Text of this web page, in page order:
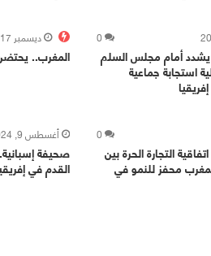
0
يشدد أمام مجلس السلم
استجابة جماعية
ديسمبر 17, 2024
المغرب..
0
التجارة الحرة بين
محفز للنمو في
أغسطس 9, 2024
صحيفة
القدم في